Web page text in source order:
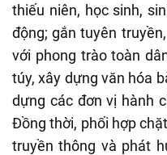
thiếu niên, học sinh,
động; gắn tuyên
với phong trào toàn
túy, xây dựng văn hóa
dựng các đơn vị hành
Đồng thời, phối hợp
truyền thông và phát